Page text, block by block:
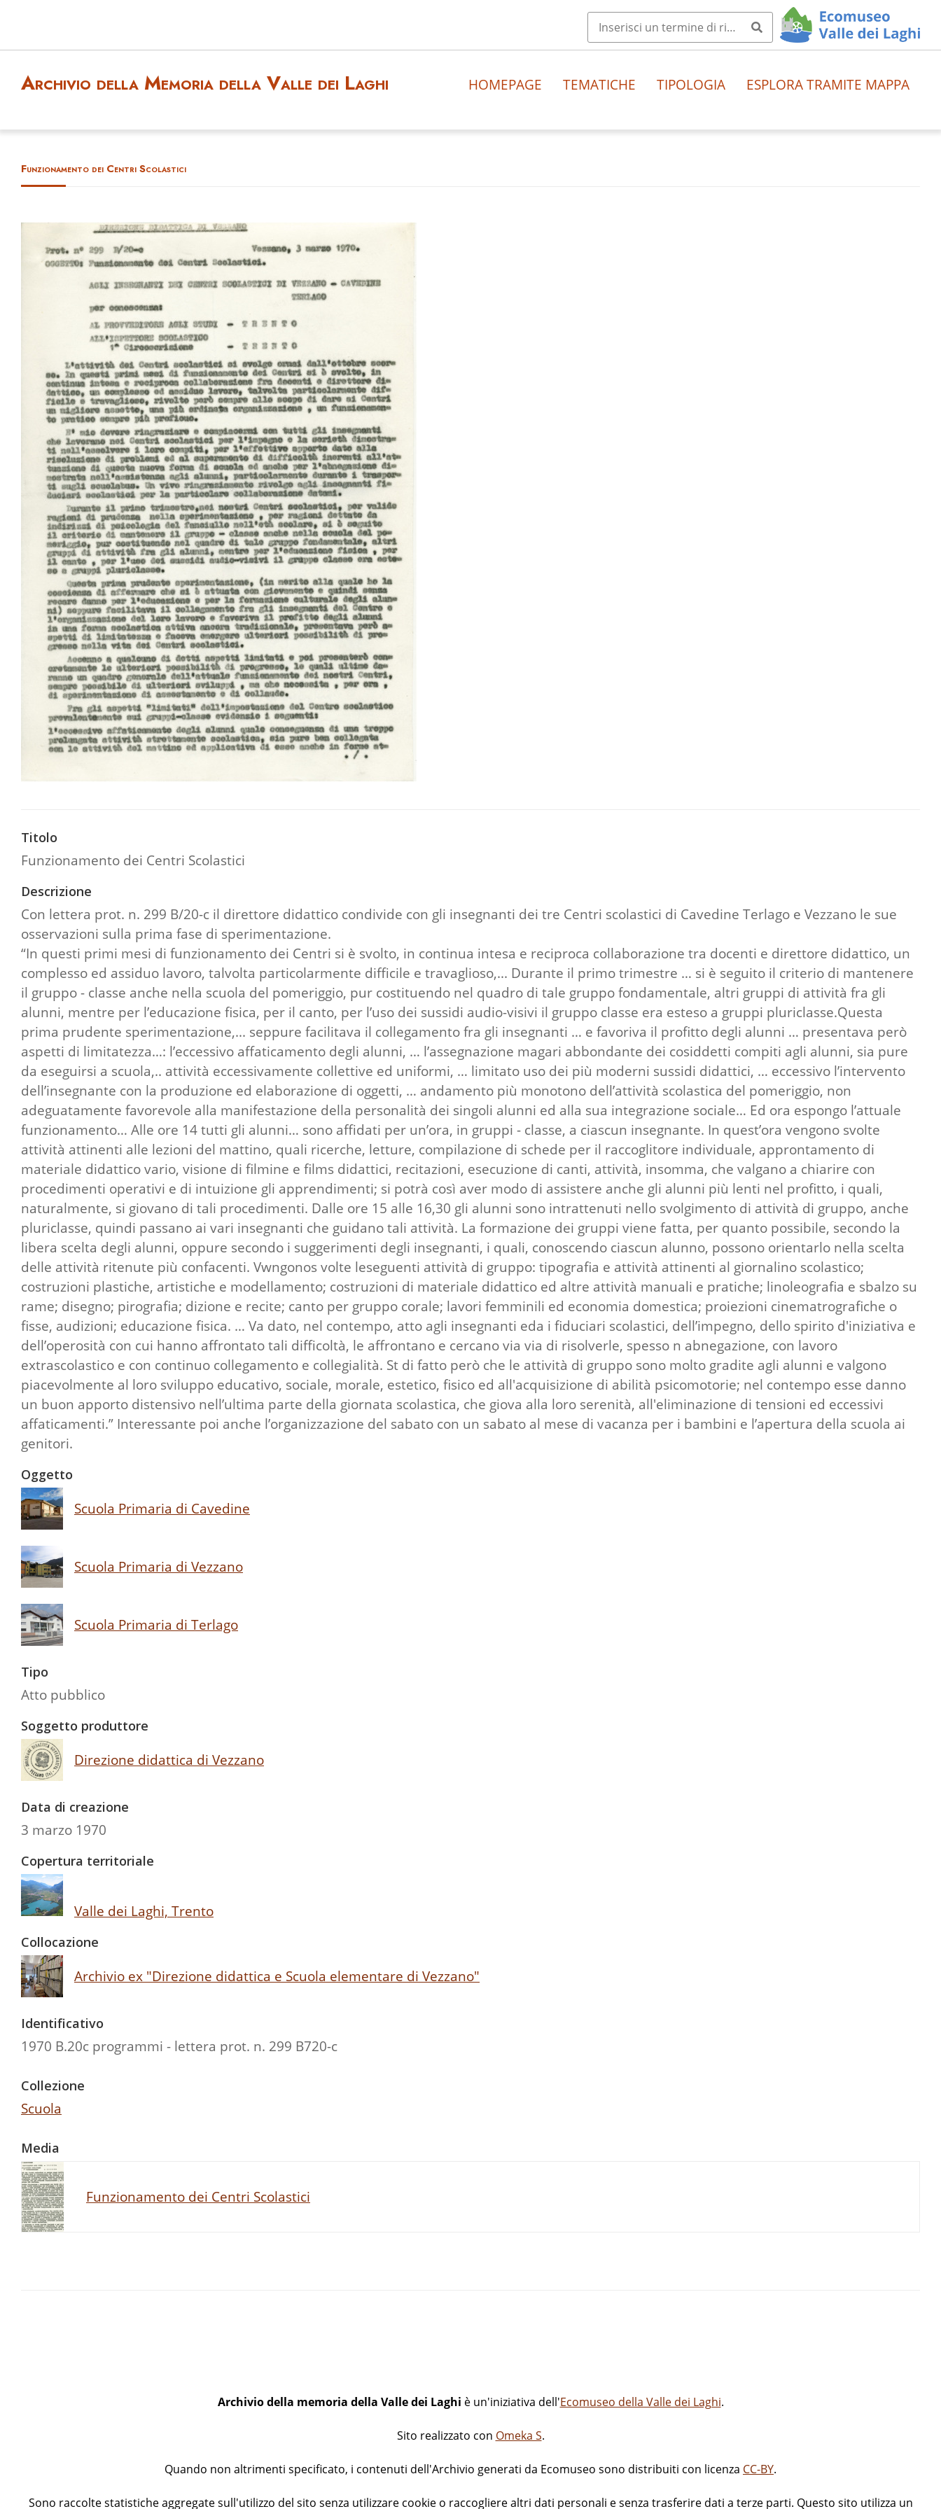
Archivio della Memoria della Valle dei Laghi HOMEPAGE TEMATICHE TIPOLOGIA ESPLORA TRAMITE MAPPA
Funzionamento dei Centri Scolastici
Titolo
Funzionamento dei Centri Scolastici
Descrizione
Con lettera prot. n. 299 B/20-c il direttore didattico condivide con gli insegnanti dei tre Centri scolastici di Cavedine Terlago e Vezzano le sue
osservazioni sulla prima fase di sperimentazione.
“In questi primi mesi di funzionamento dei Centri si è svolto, in continua intesa e reciproca collaborazione tra docenti e direttore didattico, un
complesso ed assiduo lavoro, talvolta particolarmente difficile e travaglioso,... Durante il primo trimestre … si è seguito il criterio di mantenere
il gruppo - classe anche nella scuola del pomeriggio, pur costituendo nel quadro di tale gruppo fondamentale, altri gruppi di attività fra gli
alunni, mentre per l’educazione fisica, per il canto, per l’uso dei sussidi audio-visivi il gruppo classe era esteso a gruppi pluriclasse.Questa
prima prudente sperimentazione,... seppure facilitava il collegamento fra gli insegnanti … e favoriva il profitto degli alunni … presentava però
aspetti di limitatezza…: l’eccessivo affaticamento degli alunni, … l’assegnazione magari abbondante dei cosiddetti compiti agli alunni, sia pure
da eseguirsi a scuola,.. attività eccessivamente collettive ed uniformi, … limitato uso dei più moderni sussidi didattici, … eccessivo l’intervento
dell’insegnante con la produzione ed elaborazione di oggetti, … andamento più monotono dell’attività scolastica del pomeriggio, non
adeguatamente favorevole alla manifestazione della personalità dei singoli alunni ed alla sua integrazione sociale… Ed ora espongo l’attuale
funzionamento… Alle ore 14 tutti gli alunni… sono affidati per un’ora, in gruppi - classe, a ciascun insegnante. In quest’ora vengono svolte
attività attinenti alle lezioni del mattino, quali ricerche, letture, compilazione di schede per il raccoglitore individuale, approntamento di
materiale didattico vario, visione di filmine e films didattici, recitazioni, esecuzione di canti, attività, insomma, che valgano a chiarire con
procedimenti operativi e di intuizione gli apprendimenti; si potrà così aver modo di assistere anche gli alunni più lenti nel profitto, i quali,
naturalmente, si giovano di tali procedimenti. Dalle ore 15 alle 16,30 gli alunni sono intrattenuti nello svolgimento di attività di gruppo, anche
pluriclasse, quindi passano ai vari insegnanti che guidano tali attività. La formazione dei gruppi viene fatta, per quanto possibile, secondo la
libera scelta degli alunni, oppure secondo i suggerimenti degli insegnanti, i quali, conoscendo ciascun alunno, possono orientarlo nella scelta
delle attività ritenute più confacenti. Vwngonos volte leseguenti attività di gruppo: tipografia e attività attinenti al giornalino scolastico;
costruzioni plastiche, artistiche e modellamento; costruzioni di materiale didattico ed altre attività manuali e pratiche; linoleografia e sbalzo su
rame; disegno; pirografia; dizione e recite; canto per gruppo corale; lavori femminili ed economia domestica; proiezioni cinematrografiche o
fisse, audizioni; educazione fisica. … Va dato, nel contempo, atto agli insegnanti eda i fiduciari scolastici, dell’impegno, dello spirito d'iniziativa e
dell’operosità con cui hanno affrontato tali difficoltà, le affrontano e cercano via via di risolverle, spesso n abnegazione, con lavoro
extrascolastico e con continuo collegamento e collegialità. St di fatto però che le attività di gruppo sono molto gradite agli alunni e valgono
piacevolmente al loro sviluppo educativo, sociale, morale, estetico, fisico ed all'acquisizione di abilità psicomotorie; nel contempo esse danno
un buon apporto distensivo nell’ultima parte della giornata scolastica, che giova alla loro serenità, all'eliminazione di tensioni ed eccessivi
affaticamenti.” Interessante poi anche l’organizzazione del sabato con un sabato al mese di vacanza per i bambini e l’apertura della scuola ai
genitori.
Oggetto
Scuola Primaria di Cavedine
Scuola Primaria di Vezzano
Scuola Primaria di Terlago
Tipo
Atto pubblico
Soggetto produttore
Direzione didattica di Vezzano
Data di creazione
3 marzo 1970
Copertura territoriale
Valle dei Laghi, Trento
Collocazione
Archivio ex "Direzione didattica e Scuola elementare di Vezzano"
Identificativo
1970 B.20c programmi - lettera prot. n. 299 B720-c
Collezione
Scuola
Media
Funzionamento dei Centri Scolastici
Archivio della memoria della Valle dei Laghi è un'iniziativa dell'Ecomuseo della Valle dei Laghi.
Sito realizzato con Omeka S.
Quando non altrimenti specificato, i contenuti dell'Archivio generati da Ecomuseo sono distribuiti con licenza CC-BY.
Sono raccolte statistiche aggregate sull'utilizzo del sito senza utilizzare cookie o raccogliere altri dati personali e senza trasferire dati a terze parti. Questo sito utilizza un